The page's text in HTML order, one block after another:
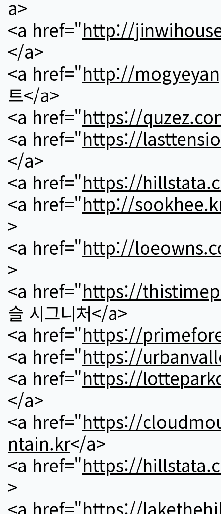
a>
<a href="http://
</a>
<a href="http://
트</a>
<a href="https://
<a href="https://
</a>
<a href="https://
<a href="http://
>
<a href="http://
>
<a href="https://
슬 시그니처</a>
<a href="https://
<a href="https://
<a href="https://
</a>
<a href="https://
ntain.kr</a>
<a href="https://
>
<a href="https://